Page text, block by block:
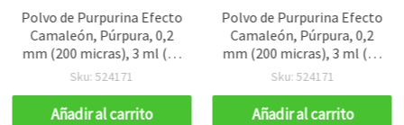
Polvo de Purpurina Efecto
Camaleón, Púrpura, 0,2
mm (200 micras), 3 ml (~3
g) para manualidades
Sku: 524171
Añadir al carrito
Polvo de Purpurina Efecto
Camaleón, Púrpura, 0,2
mm (200 micras), 3 ml (~3
g) para manualidades
Sku: 524171
Añadir al carrito